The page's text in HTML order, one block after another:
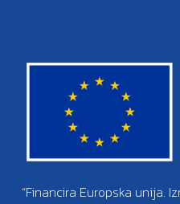
“Financira Europska unija.